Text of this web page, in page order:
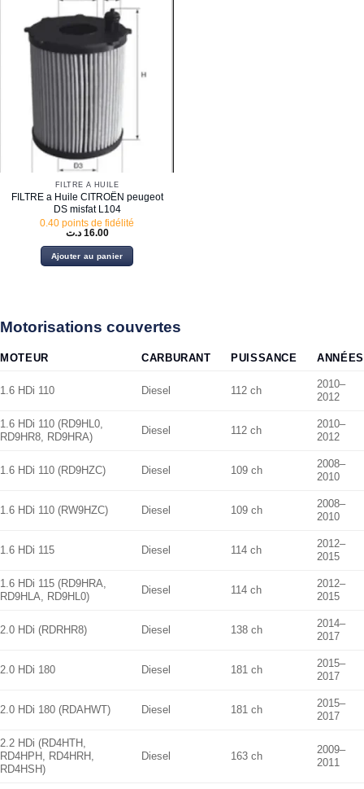
FILTRE À HUILE
FILTRE a Huile CITROËN peugeot
DS misfat L104
0.40 points de fidélité
16.00 د.ت
Ajouter au panier
Motorisations couvertes
MOTEUR CARBURANT PUISSANCE ANNÉES
1.6 HDi 110 Diesel 112 ch
2010–
2012
1.6 HDi 110 (RD9HL0,
RD9HR8, RD9HRA)
Diesel 112 ch
2010–
2012
1.6 HDi 110 (RD9HZC) Diesel 109 ch
2008–
2010
1.6 HDi 110 (RW9HZC) Diesel 109 ch
2008–
2010
1.6 HDi 115 Diesel 114 ch
2012–
2015
1.6 HDi 115 (RD9HRA,
RD9HLA, RD9HL0)
Diesel 114 ch
2012–
2015
2.0 HDi (RDRHR8) Diesel 138 ch
2014–
2017
2.0 HDi 180 Diesel 181 ch
2015–
2017
2.0 HDi 180 (RDAHWT) Diesel 181 ch
2015–
2017
2.2 HDi (RD4HTH,
RD4HPH, RD4HRH,
RD4HSH)
Diesel 163 ch
2009–
2011